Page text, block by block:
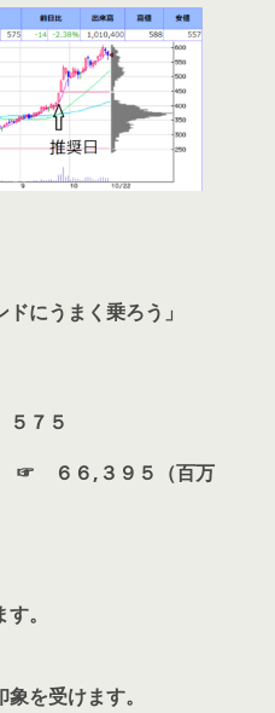
にうまく乗ろう」
７５
☞ ６６,３９５（百万
。
を受けます。